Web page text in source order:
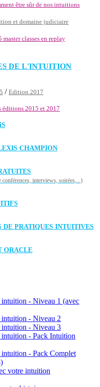
être sûr de nos intuitions
et domaine judiciaire
master classes en replay
DE L'INTUITION
/ Edition 2017
éditions 2015 et 2017
CHAMPION
conférences, interviews, soirées,...)
DE PRATIQUES INTUITIVES
ORACLE
- Niveau 1 (avec
- Niveau 2
- Niveau 3
- Pack Intuition
- Pack Complet
votre intuition